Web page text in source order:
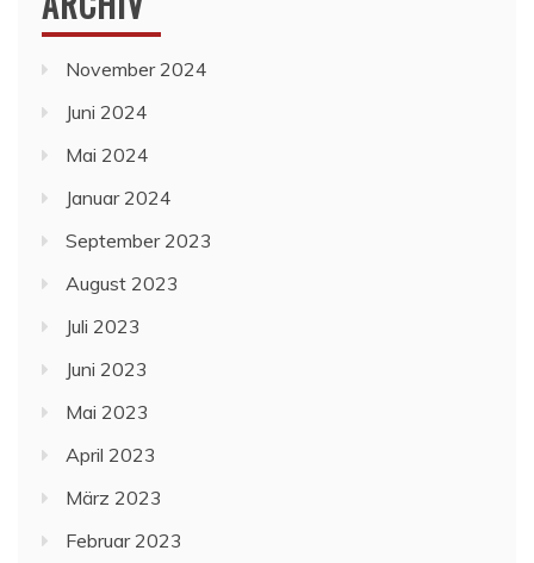
November 2024
Juni 2024
Mai 2024
Januar 2024
September 2023
August 2023
Juli 2023
Juni 2023
Mai 2023
April 2023
März 2023
Februar 2023